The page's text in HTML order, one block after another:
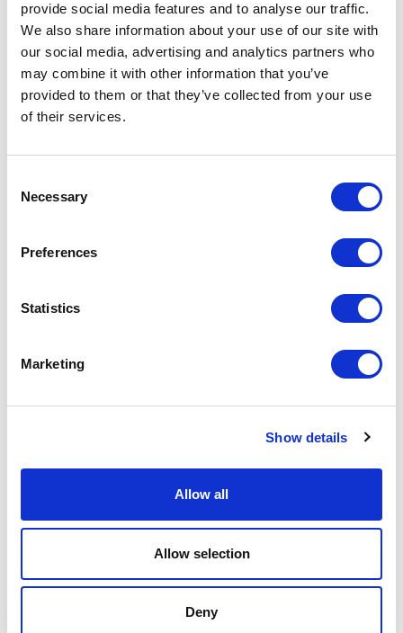
provide social media features and to analyse our traffic.
We also share information about your use of our site with
our social media, advertising and analytics partners who
may combine it with other information that you’ve
provided to them or that they’ve collected from your use
of their services.
Selection
Necessary
Preferences
Statistics
Marketing
Show details
Allow all
Allow selection
Deny
Sondrio
2017
Residential
-> Voir plus
Shanghai
Residential
2014
VANKE – METROPOLIS
2012